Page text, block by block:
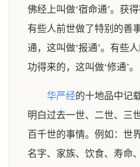
佛经上叫做‘宿命通’。获
有些人前世做了特别的善
通，这叫做‘报通’。有些
功得来的，这叫做‘修通’。
华严经的十地品中记
明白过去一世、二世、三
百千世的事情。例如：世
名字、家族、饮食、寿命